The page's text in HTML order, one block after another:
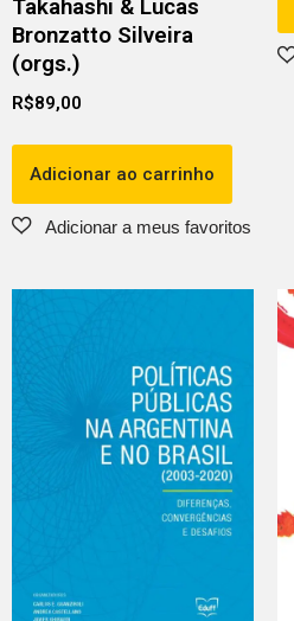
Takahashi & Lucas
Bronzatto Silveira
(orgs.)
R$89,00
Adicionar ao carrinho